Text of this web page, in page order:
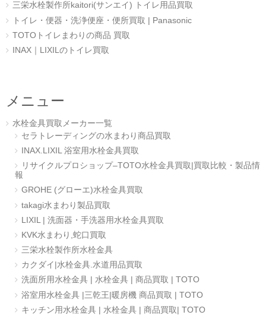
三栄水栓製作所kaitori(サンエイ) トイレ用品買取
トイレ・便器・洗浄便座・便所買取 | Panasonic
TOTOトイレまわりの商品 買取
INAX｜LIXILのトイレ買取
メニュー
水栓金具買取メーカー一覧
セラトレーディングの水まわり商品買取
INAX.LIXIL 浴室用水栓金具買取
リサイクルプロショップ–TOTO水栓金具買取|買取比較・製品情
報
GROHE (グローエ)水栓金具買取
takagi水まわり製品買取
LIXIL | 洗面器・手洗器用水栓金具買取
KVK水まわり,蛇口買取
三栄水栓製作所水栓金具
カクダイ|水栓金具.水道用品買取
洗面所用水栓金具 | 水栓金具 | 商品買取 | TOTO
浴室用水栓金具 |三乾王|暖房機 商品買取 | TOTO
キッチン用水栓金具 | 水栓金具 | 商品買取| TOTO